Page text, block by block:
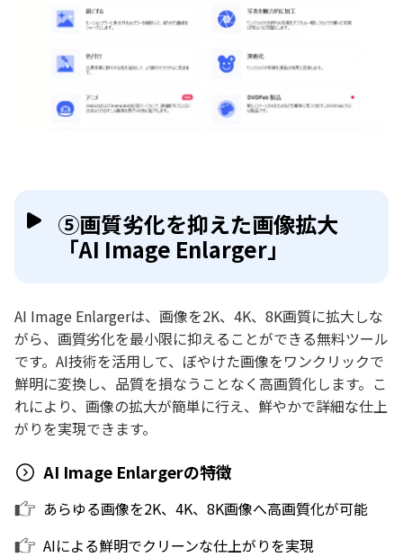
⑤画質劣化を抑えた画像拡大
「AI Image Enlarger」
AI Image Enlargerは、画像を2K、4K、8K画質に拡大しな
がら、画質劣化を最小限に抑えることができる無料ツール
です。AI技術を活用して、ぼやけた画像をワンクリックで
鮮明に変換し、品質を損なうことなく高画質化します。こ
れにより、画像の拡大が簡単に行え、鮮やかで詳細な仕上
がりを実現できます。
AI Image Enlargerの特徴
あらゆる画像を2K、4K、8K画像へ高画質化が可能
AIによる鮮明でクリーンな仕上がりを実現